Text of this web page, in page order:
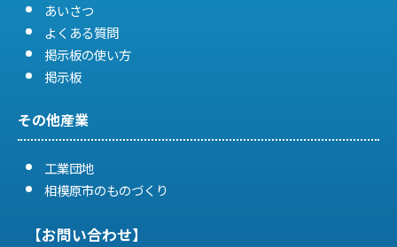
あいさつ
よくある質問
掲示板の使い方
掲示板
その他産業
工業団地
相模原市のものづくり
【お問い合わせ】